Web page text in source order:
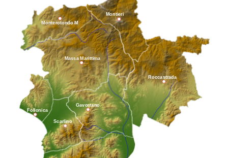
Montieri
Monterotondo M
Massa Marittima
Roccastrada
Gavorrano
Follonica
Scarlino